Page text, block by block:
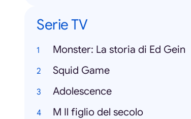
Serie TV
Monster: La storia di Ed Gein
Squid Game
Adolescence
M Il figlio del secolo